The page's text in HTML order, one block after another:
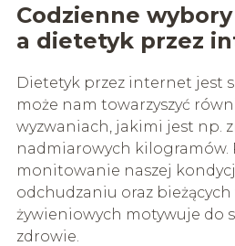
Codzienne
a dietetyk przez
Dietetyk przez internet jest
może nam towarzyszyć
wyzwaniach, jakimi jest np.
nadmiarowych kilogramów.
monitowanie naszej
odchudzaniu oraz
żywieniowych motywuje do
zdrowie.